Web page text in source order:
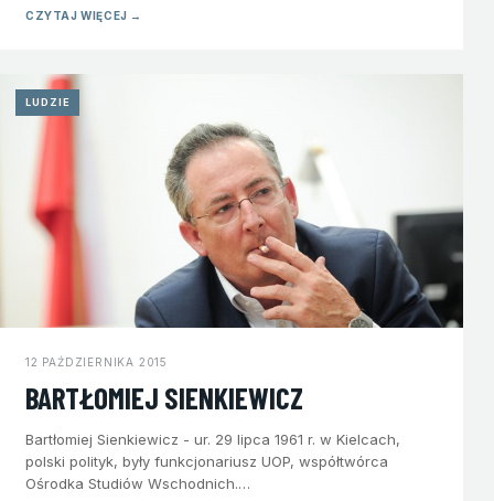
CZYTAJ WIĘCEJ →
LUDZIE
12 PAŹDZIERNIKA 2015
BARTŁOMIEJ SIENKIEWICZ
Bartłomiej Sienkiewicz - ur. 29 lipca 1961 r. w Kielcach,
polski polityk, były funkcjonariusz UOP, współtwórca
Ośrodka Studiów Wschodnich.…